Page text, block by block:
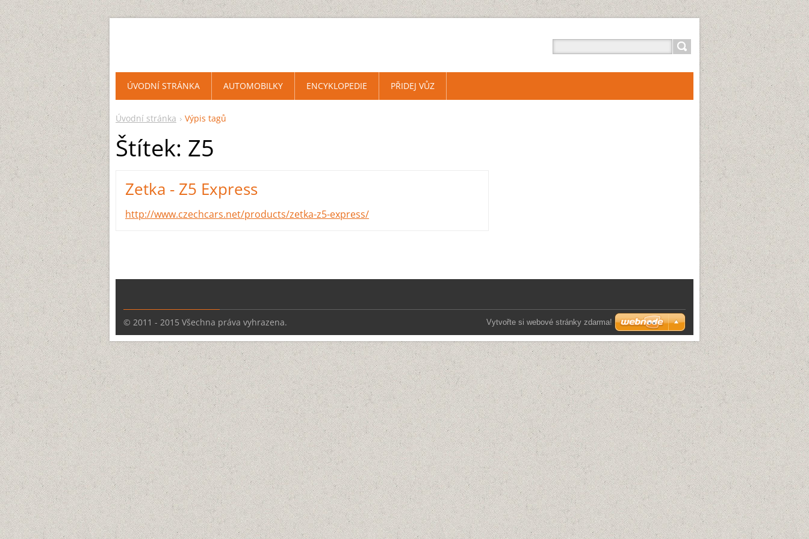
Úvodní stránka Výpis tagů
Štítek: Z5
Zetka - Z5 Express
http://www.czechcars.net/products/zetka-z5-express/
ÚVODNÍ STRÁNKA AUTOMOBILKY ENCYKLOPEDIE PŘIDEJ VŮZ
© 2011 - 2015 Všechna práva vyhrazena. Vytvořte si webové stránky zdarma!